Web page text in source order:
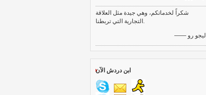
شكراً لخدماتكم، وهي جيدة مثل العلاقة
التجارية التي تربطنا.
—— ليجو رو
ابن دردش الآن